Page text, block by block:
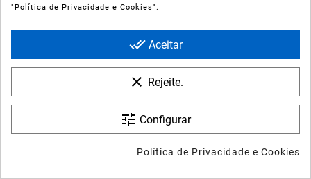
Reactiv Anti-Queda 90
"Política de Privacidade e Cookies".
done_all Aceitar
clear Rejeite.
tune Configurar
Política de Privacidade e Cookies